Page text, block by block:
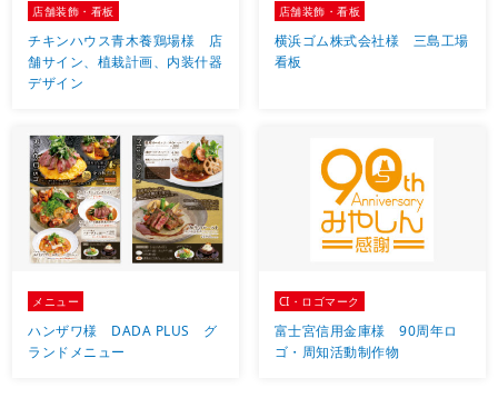
店舗装飾・看板
チキンハウス青木養鶏場様 店
舗サイン、植栽計画、内装什器
デザイン
店舗装飾・看板
横浜ゴム株式会社様 三島工場
看板
メニュー
ハンザワ様 DADA PLUS グ
ランドメニュー
CI・ロゴマーク
富士宮信用金庫様 90周年ロ
ゴ・周知活動制作物